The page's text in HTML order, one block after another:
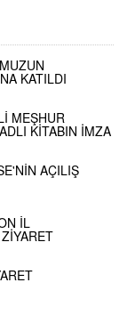
KATILDI
MEŞHUR
KİTABIN İMZA
AÇILIŞ
İL